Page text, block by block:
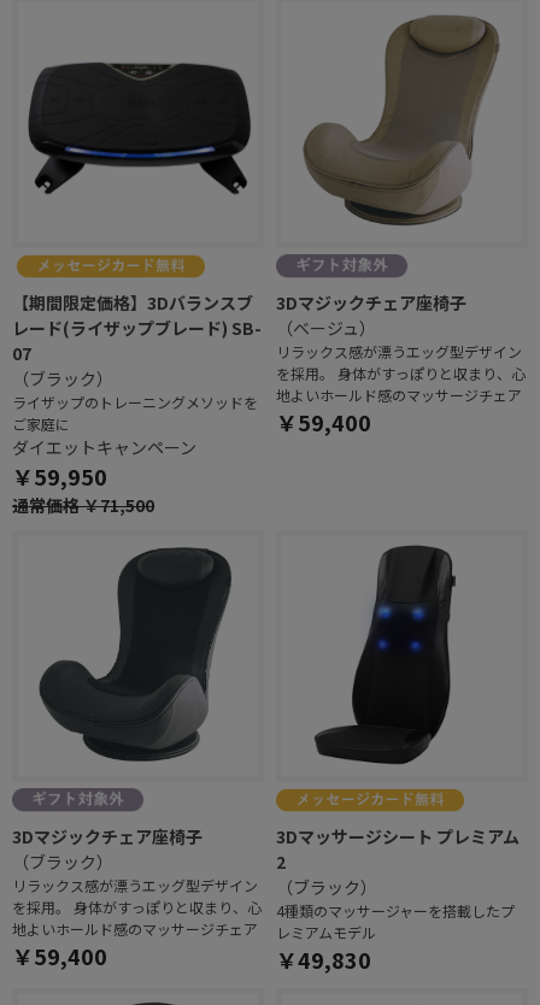
【期間限定価格】3Dバランスブ
レード(ライザップブレード) SB-
07
（ブラック）
ライザップのトレーニングメソッドを
ご家庭に
ダイエットキャンペーン
￥59,950
通常価格 ￥71,500
3Dマジックチェア座椅子
（ベージュ）
リラックス感が漂うエッグ型デザイン
を採用。 身体がすっぽりと収まり、心
地よいホールド感のマッサージチェア
￥59,400
3Dマジックチェア座椅子
（ブラック）
リラックス感が漂うエッグ型デザイン
を採用。 身体がすっぽりと収まり、心
地よいホールド感のマッサージチェア
￥59,400
3Dマッサージシート プレミアム
2
（ブラック）
4種類のマッサージャーを搭載したプ
レミアムモデル
￥49,830